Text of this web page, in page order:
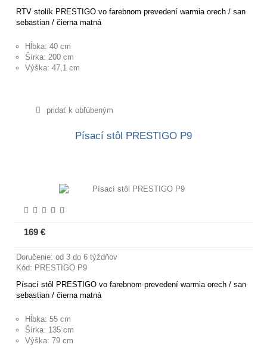
RTV stolík PRESTIGO vo farebnom prevedení warmia orech / san
sebastian / čierna matná
Hĺbka: 40 cm
Šírka: 200 cm
Výška: 47,1 cm
pridať k obľúbeným
Písací stôl PRESTIGO P9
169 €
Doručenie: od 3 do 6 týždňov
Kód: PRESTIGO P9
Písací stôl PRESTIGO vo farebnom prevedení warmia orech / san
sebastian / čierna matná
Hĺbka: 55 cm
Šírka: 135 cm
Výška: 79 cm